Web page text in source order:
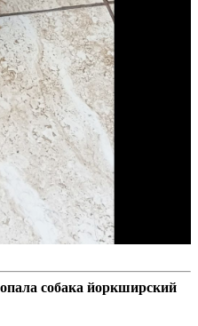
собака йоркширский